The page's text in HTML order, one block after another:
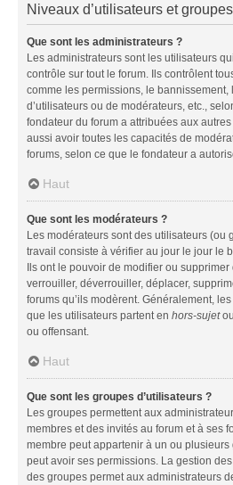
Niveaux d’utilisateurs et groupes
Que sont les administrateurs ?
Les administrateurs sont les utilisateurs
contrôle sur tout le forum. Ils contrôlent
comme les permissions, le
d’utilisateurs ou de modérateurs, etc.,
fondateur du forum a attribuées aux
aussi avoir toutes les capacités de
forums, selon ce que le fondateur a
Haut
Que sont les modérateurs ?
Les modérateurs sont des utilisateurs (ou
travail consiste à vérifier au jour le jour le
Ils ont le pouvoir de modifier ou supprimer
verrouiller, déverrouiller, déplacer,
forums qu’ils modèrent. Généralement,
que les utilisateurs partent en hors-sujet
ou offensant.
Haut
Que sont les groupes d’utilisateurs ?
Les groupes permettent aux
membres et des invités au forum et à ses
membre peut appartenir à un ou
peut avoir ses permissions. La gestion
des groupes permet aux administrateurs